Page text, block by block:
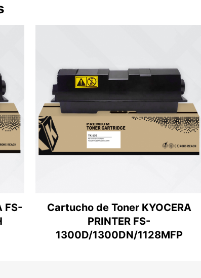
FS-
Cartucho de Toner KYOCERA
PRINTER FS-
1300D/1300DN/1128MFP